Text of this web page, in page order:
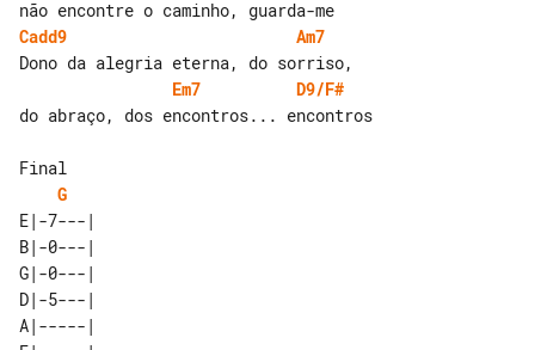
Cadd9
Am7
Em7
D9/F#
do abraço, dos encontros... encontros
G
E|-7---|
B|-0---|
G|-0---|
D|-5---|
A|-----|